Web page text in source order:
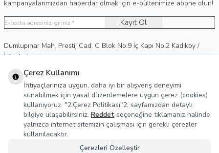
kampanyalarımızdan haberdar olmak için e-bültenimize abone olun!
Kayıt Ol
Adres
Dumlupınar Mah. Prestij Cad. C Blok No:9 İç Kapı No:2 Kadıköy /
İstanbul
Telefon
0 (530) 236 15 75
E-Posta
info@agreka.com.tr
Müşteri Hizmetleri
Yasal Bilgiler
Sosyal Medya
Çerez Kullanımı
İhtiyaçlarınıza uygun, daha iyi bir alışveriş deneyimi
sunabilmek için yasal düzenlemelere uygun çerez (cookies)
kullanıyoruz. "2;Çerez Politikası"2; sayfamızdan detaylı
bilgiye ulaşabilirsiniz. Reddet seçeneğine tıklamanız halinde
yalnızca internet sitemizin çalışması için gerekli çerezler
kullanılacaktır.
Çerezleri Özelleştir